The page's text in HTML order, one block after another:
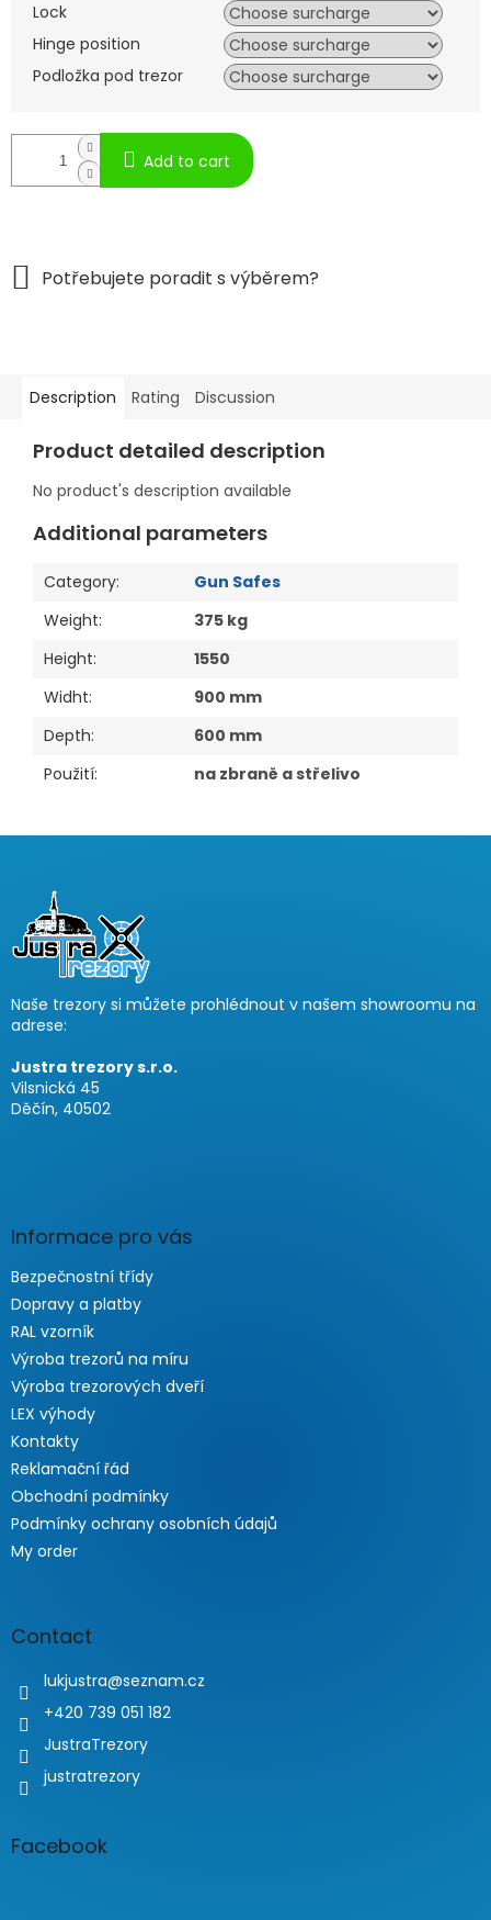
Lock
Hinge position
Podložka pod trezor
Add to cart
Description Rating Discussion
Product detailed description
No product's description available
Additional parameters
Category:
Gun Safes
Weight:
375 kg
Height:
1550
Widht:
900 mm
Depth:
600 mm
Použití: na zbraně a střelivo
Naše trezory si můžete prohlédnout v našem showroomu na
adrese:
Justra trezory s.r.o.
Vilsnická 45
Děčín, 40502
Informace pro vás
Bezpečnostní třídy
Dopravy a platby
RAL vzorník
Výroba trezorů na míru
Výroba trezorových dveří
LEX výhody
Kontakty
Reklamační řád
Obchodní podmínky
Podmínky ochrany osobních údajů
My order
Contact
lukjustra@seznam.cz
+420 739 051 182
JustraTrezory
justratrezory
Facebook